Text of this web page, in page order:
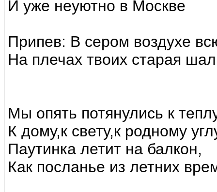
И уже неуютно в Москве
Припев: В сером воздухе
На плечах твоих старая
Мы опять потянулись к
К дому,к свету,к родному
Паутинка летит на балкон,
Как посланье из летних